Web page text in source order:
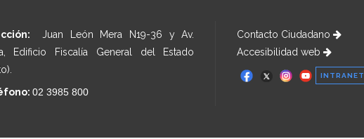
Juan León Mera N19-36 y Av.
Edificio Fiscalía General del Estado
02 3985 800
Contacto Ciudadano
Accesibilidad web
INTRANET